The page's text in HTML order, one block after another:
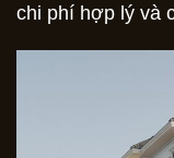
chi phí hợp lý và